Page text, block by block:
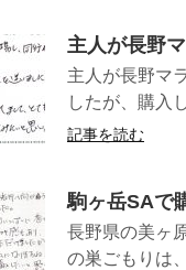
主人が長野
主人が長野マ
したが、購入
記事を読む
駒ヶ岳SAで
長野県の美ヶ
の巣ごもりは